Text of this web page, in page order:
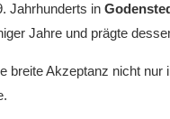
Jahrhunderts in
r Jahre und prägte
Akzeptanz nicht